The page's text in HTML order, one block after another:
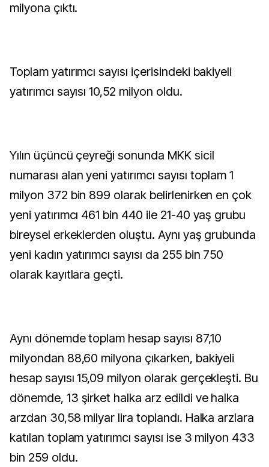
milyona çıktı.
Toplam yatırımcı sayısı içerisindeki bakiyeli
yatırımcı sayısı 10,52 milyon oldu.
Yılın üçüncü çeyreği sonunda MKK sicil
numarası alan yeni yatırımcı sayısı toplam 1
milyon 372 bin 899 olarak belirlenirken en çok
yeni yatırımcı 461 bin 440 ile 21-40 yaş grubu
bireysel erkeklerden oluştu. Aynı yaş grubunda
yeni kadın yatırımcı sayısı da 255 bin 750
olarak kayıtlara geçti.
Aynı dönemde toplam hesap sayısı 87,10
milyondan 88,60 milyona çıkarken, bakiyeli
hesap sayısı 15,09 milyon olarak gerçekleşti. Bu
dönemde, 13 şirket halka arz edildi ve halka
arzdan 30,58 milyar lira toplandı. Halka arzlara
katılan toplam yatırımcı sayısı ise 3 milyon 433
bin 259 oldu.